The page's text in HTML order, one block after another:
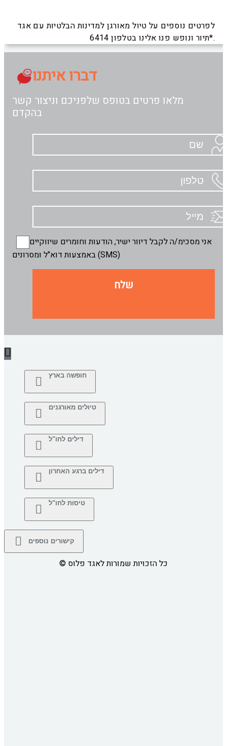
לפרטים נוספים על טיול מאורגן למדינות הבלטיות עם אגד
תיור ונופש פנו אלינו בטלפון 6414*.
דברו איתנו
מלאו פרטים בטופס שלפניכם וניצור קשר
בהקדם
אני מסכימ/ה לקבל דיוור ישיר, הודעות וחומרים שיווקיים
באמצעות דוא"ל ומסרונים (SMS)
שלח
חופשה בארץ
טיולים מאורגנים
דילים לחו"ל
דילים ברגע האחרון
טיסות לחו"ל
קישורים נוספים
© כל הזכויות שמורות לאגד פלוס